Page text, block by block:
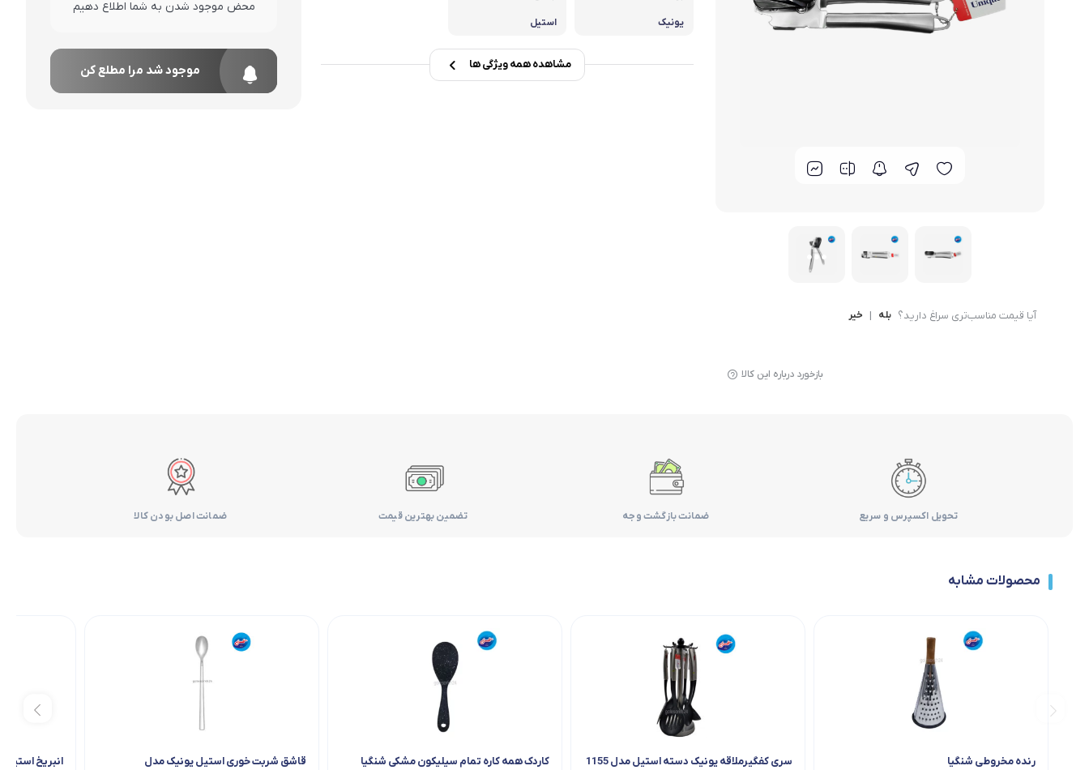
گوشتکوب برقی لوازم خانگی مکمل سبد آشپزخانه سرویس غذا خوری
تابه وک
آیا قیمت مناسب‌تری سراغ دارید؟ بله | خیر
بازخورد درباره این کالا
یونیک استیل
مشاهده همه ویژگی ها
محض موجود شدن به شما اطلاع دهیم
موجود شد مرا مطلع کن
تحویل اکسپرس و سریع ضمانت بازگشت وجه تضمین بهترین قیمت ضمانت اصل بودن کالا
محصولات مشابه
رنده مخروطی شنگیا سری کفگیرملاقه یونیک دسته استیل مدل 1155 کاردک همه کاره تمام سیلیکون مشکی شنگیا
قاشق شربت خوری استیل یونیک مدل
انبریخ استیل